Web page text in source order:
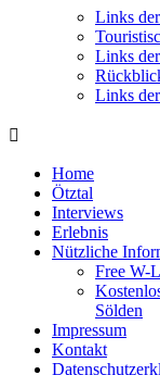
Links
Links
Links
Home
Ötztal
Interviews
Erlebnis
Nützliche
Free W-
Sölden
Impressum
Kontakt